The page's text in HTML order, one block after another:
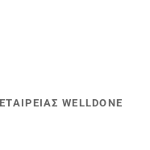
WELLDONE